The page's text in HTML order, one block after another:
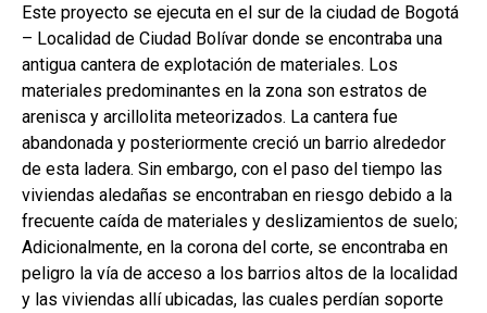
Este proyecto se ejecuta en el sur de la ciudad de Bogotá
– Localidad de Ciudad Bolívar donde se encontraba una
antigua cantera de explotación de materiales. Los
materiales predominantes en la zona son estratos de
arenisca y arcillolita meteorizados. La cantera fue
abandonada y posteriormente creció un barrio alrededor
de esta ladera. Sin embargo, con el paso del tiempo las
viviendas aledañas se encontraban en riesgo debido a la
frecuente caída de materiales y deslizamientos de suelo;
Adicionalmente, en la corona del corte, se encontraba en
peligro la vía de acceso a los barrios altos de la localidad
y las viviendas allí ubicadas, las cuales perdían soporte